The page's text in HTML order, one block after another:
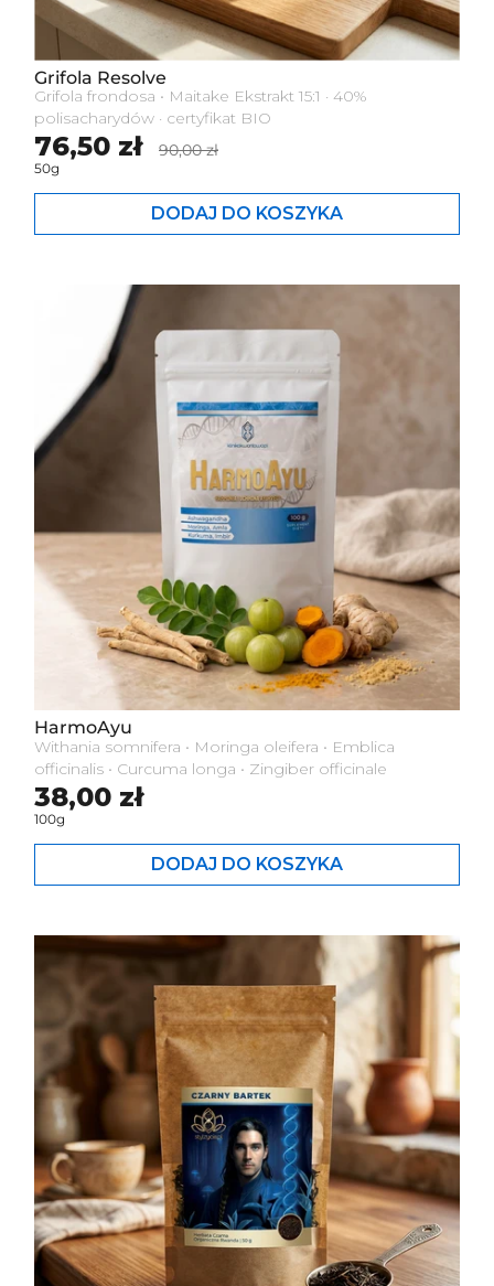
Cena standardowa
76,50 zł Cena promocyjna
90,00 zł
50g
Grifola Resolve
Grifola frondosa • Maitake Ekstrakt 15:1 · 40%
polisacharydów · certyfikat BIO
DODAJ DO KOSZYKA
Cena standardowa
38,00 zł
100g
HarmoAyu
Withania somnifera • Moringa oleifera • Emblica
officinalis • Curcuma longa • Zingiber officinale
DODAJ DO KOSZYKA